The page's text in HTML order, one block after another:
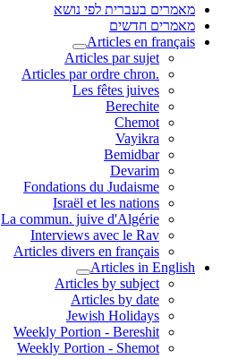
מאמרים בעברית לפי נושא
מאמרים חדשים
Articles en français
Articles par sujet
.Articles par ordre chron
Les fêtes juives
Berechite
Chemot
Vayikra
Bemidbar
Devarim
Fondations du Judaisme
Israël et les nations
La commun. juive d'Algérie
Interviews avec le Rav
Articles divers en français
Articles in English
Articles by subject
Articles by date
Jewish Holidays
Weekly Portion - Bereshit
Weekly Portion - Shemot